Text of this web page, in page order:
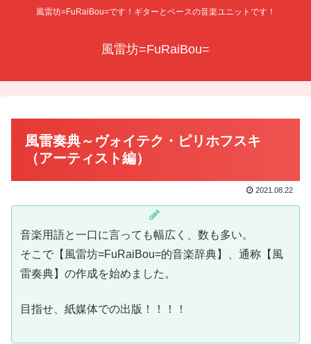
風雷坊=FuRaiBou=です！ギターとベースの音楽ユニットです！
風雷坊=FuRaiBou=
風雷奏典～ヴォイテク・ピリホフスキ
（アーティスト編）
2021.08.22
音楽用語と一口に言っても幅広く、数も多い。
そこで【風雷坊=FuRaiBou=的音楽辞典】、通称【風
雷奏典】の作成を始めました。
目指せ、紙媒体での出版！！！！